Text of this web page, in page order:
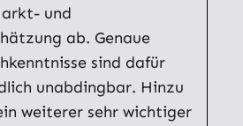
und
ab. Genaue
sind dafür
unabdingbar. Hinzu
weiterer sehr wichtiger